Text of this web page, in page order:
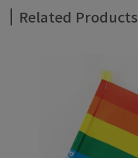
Related Products